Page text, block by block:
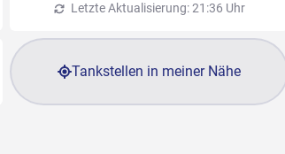
Letzte Aktualisierung: 21:36 Uhr
Tankstellen in meiner Nähe